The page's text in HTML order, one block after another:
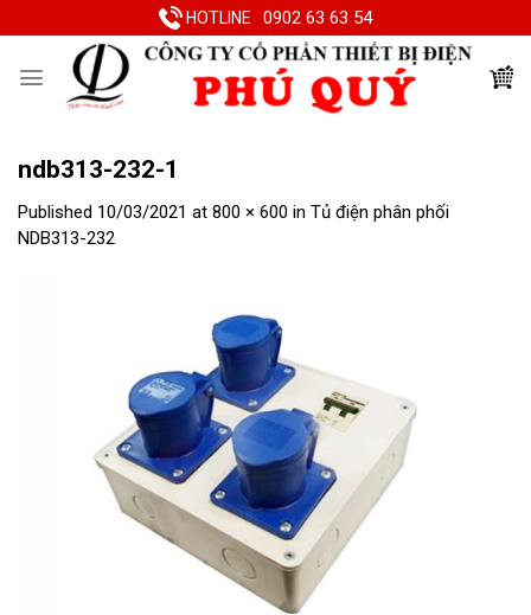
to
HOTLINE 0902 63 63 54
ndb313-232-1
Published 10/03/2021 at 800 × 600 in Tủ điện phân phối
NDB313-232